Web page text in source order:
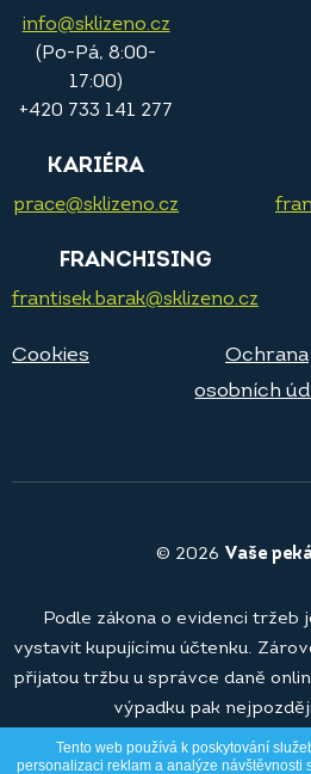
info@sklizeno.cz
(Po-Pá, 8:00-
17:00)
+420 733 141 277
KARIÉRA
prace@sklizeno.cz
FRANCHISING
frantisek.barak@sklizeno.cz
Cookies
Ochrana
osobních
© 2026 Vaše
Podle zákona o evidenci tržeb
vystavit kupujícímu účtenku.
přijatou tržbu u správce daně
výpadku pak
Tento web používá k poskytování
personalizaci reklam a analýze návštěvnosti